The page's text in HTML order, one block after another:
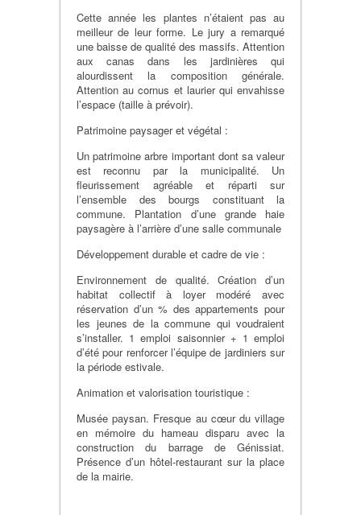
Cette année les plantes n’étaient pas au
meilleur de leur forme. Le jury a remarqué
une baisse de qualité des massifs. Attention
aux canas dans les jardinières qui
alourdissent la composition générale.
Attention au cornus et laurier qui envahisse
l’espace (taille à prévoir).
Patrimoine paysager et végétal :
Un patrimoine arbre important dont sa valeur
est reconnu par la municipalité. Un
fleurissement agréable et réparti sur
l’ensemble des bourgs constituant la
commune. Plantation d’une grande haie
paysagère à l’arrière d’une salle communale
Développement durable et cadre de vie :
Environnement de qualité. Création d’un
habitat collectif à loyer modéré avec
réservation d’un % des appartements pour
les jeunes de la commune qui voudraient
s’installer. 1 emploi saisonnier + 1 emploi
d’été pour renforcer l’équipe de jardiniers sur
la période estivale.
Animation et valorisation touristique :
Musée paysan. Fresque au cœur du village
en mémoire du hameau disparu avec la
construction du barrage de Génissiat.
Présence d’un hôtel-restaurant sur la place
de la mairie.